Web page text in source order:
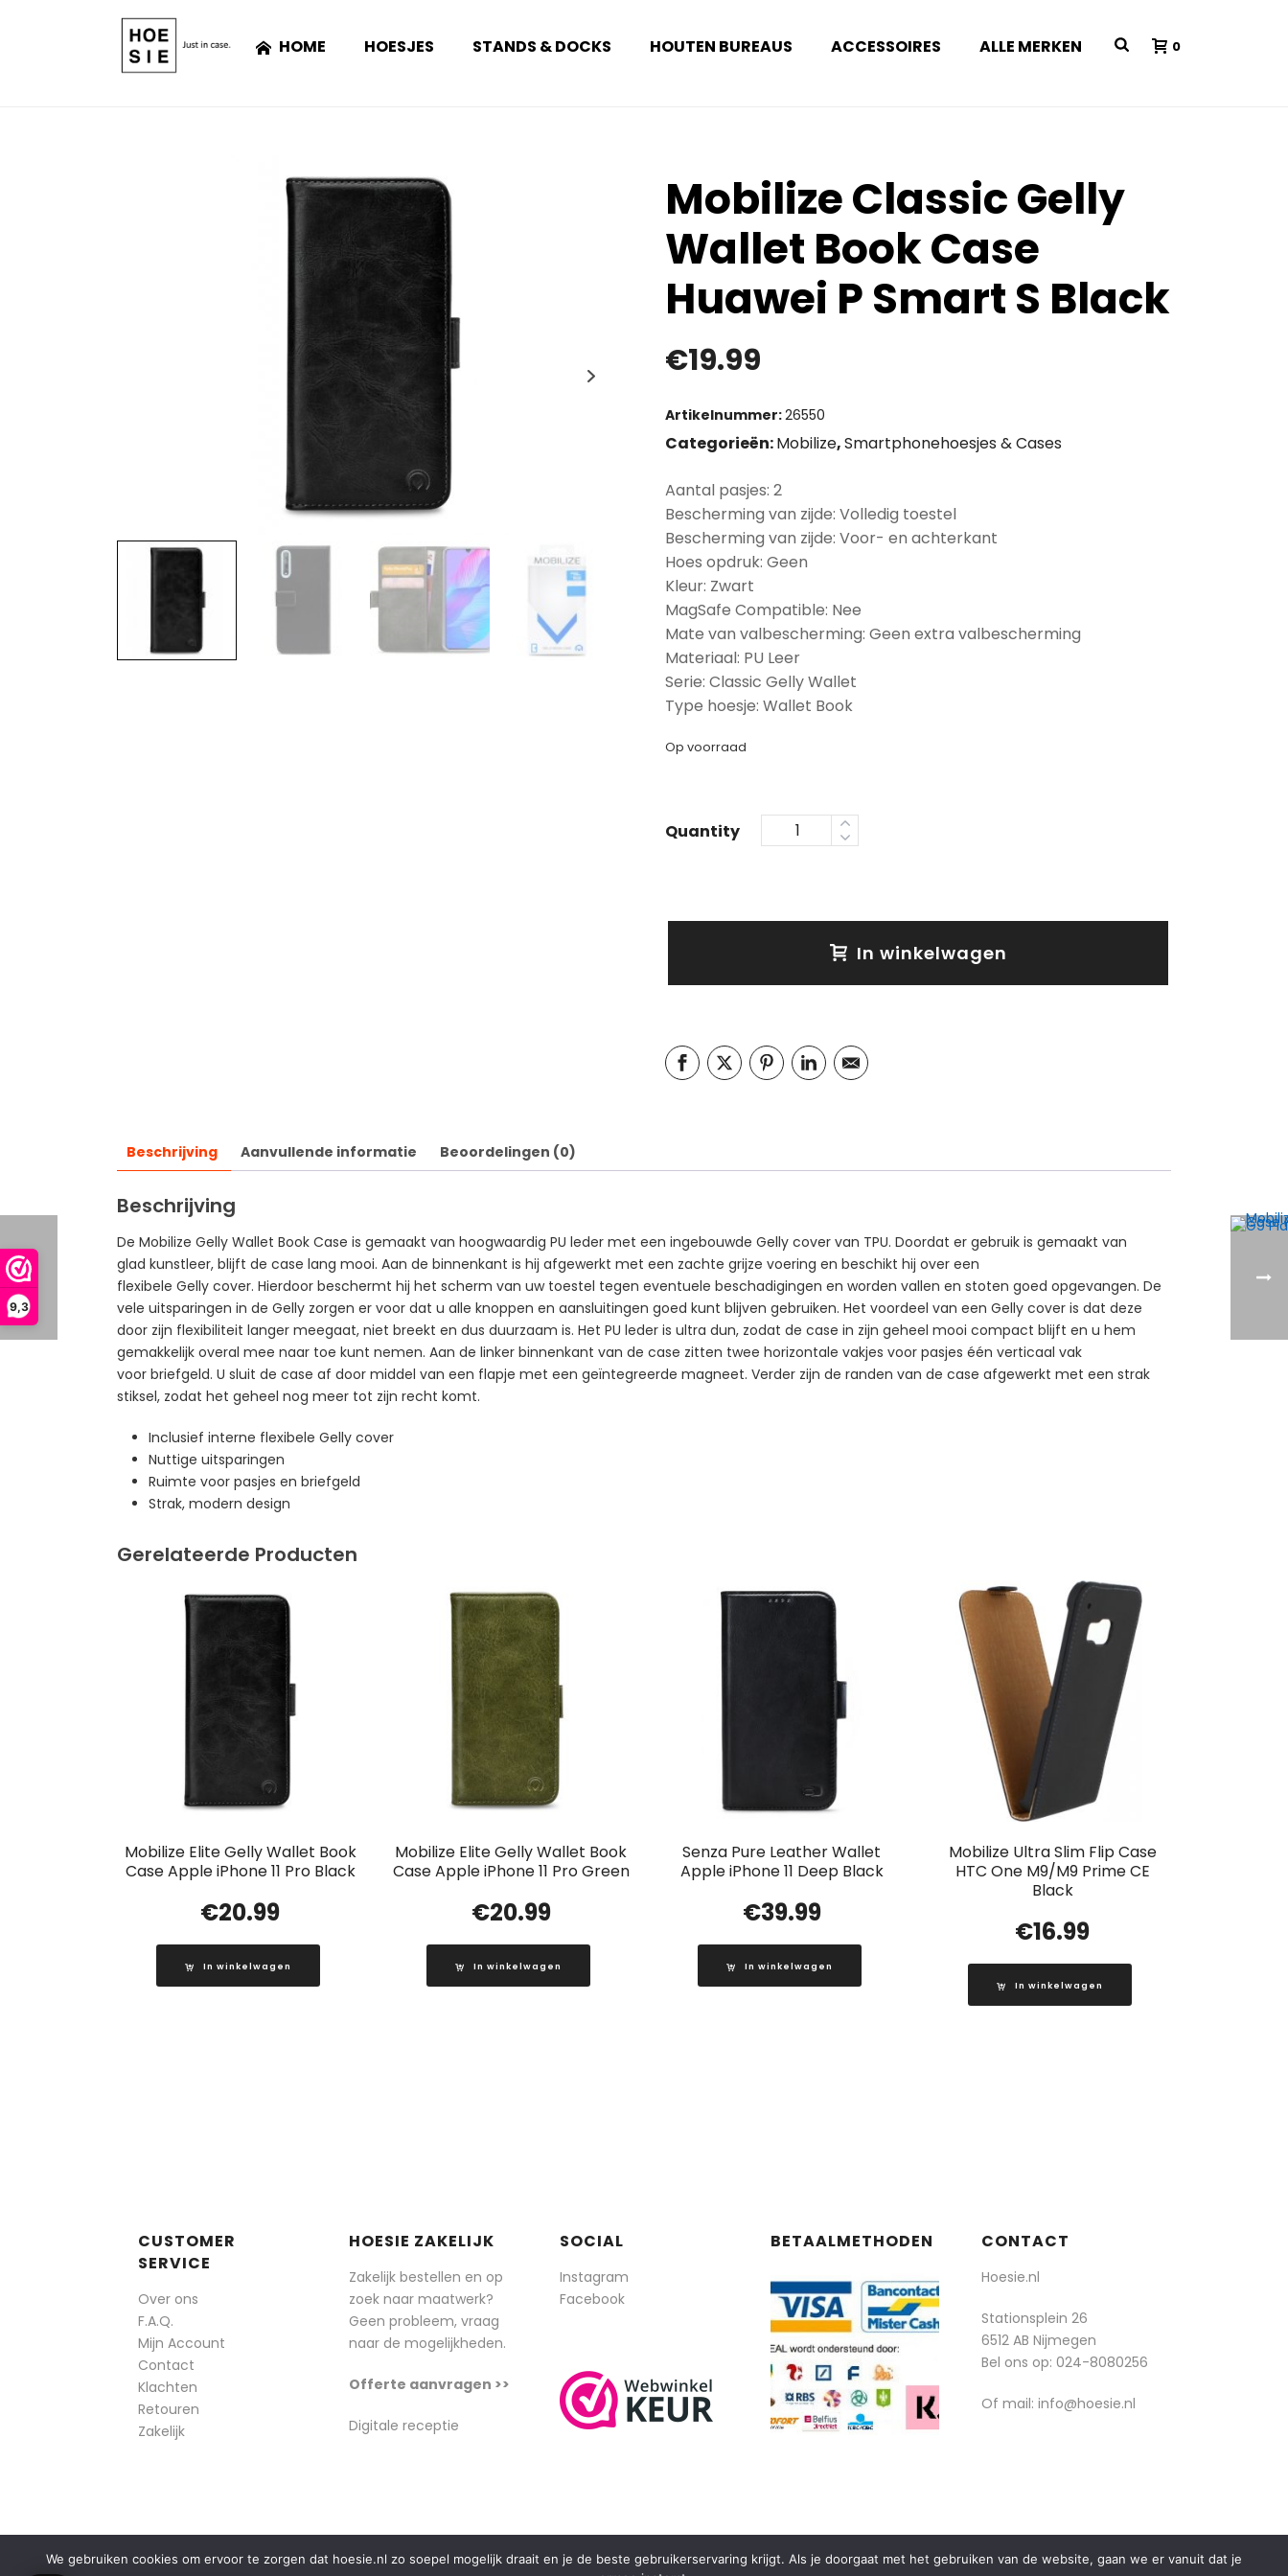
9,3
HOME HOESJES STANDS & DOCKS HOUTEN BUREAUS ACCESSOIRES ALLE MERKEN 0
Mobilize Classic Gelly
Wallet Book Case
Huawei P Smart S Black
€19.99
Artikelnummer:26550
Categorieën:Mobilize,Smartphonehoesjes & Cases
Aantal pasjes: 2
Bescherming van zijde: Volledig toestel
Bescherming van zijde: Voor- en achterkant
Hoes opdruk: Geen
Kleur: Zwart
MagSafe Compatible: Nee
Mate van valbescherming: Geen extra valbescherming
Materiaal: PU Leer
Serie: Classic Gelly Wallet
Type hoesje: Wallet Book
Op voorraad
Quantity
In winkelwagen
Beschrijving Aanvullende informatie Beoordelingen (0)
Beschrijving
De Mobilize Gelly Wallet Book Case is gemaakt van hoogwaardig PU leder met een ingebouwde Gelly cover van TPU. Doordat er gebruik is gemaakt van
glad kunstleer, blijft de case lang mooi. Aan de binnenkant is hij afgewerkt met een zachte grijze voering en beschikt hij over een
flexibele Gelly cover. Hierdoor beschermt hij het scherm van uw toestel tegen eventuele beschadigingen en worden vallen en stoten goed opgevangen. De
vele uitsparingen in de Gelly zorgen er voor dat u alle knoppen en aansluitingen goed kunt blijven gebruiken. Het voordeel van een Gelly cover is dat deze
door zijn flexibiliteit langer meegaat, niet breekt en dus duurzaam is. Het PU leder is ultra dun, zodat de case in zijn geheel mooi compact blijft en u hem
gemakkelijk overal mee naar toe kunt nemen. Aan de linker binnenkant van de case zitten twee horizontale vakjes voor pasjes één verticaal vak
voor briefgeld. U sluit de case af door middel van een flapje met een geïntegreerde magneet. Verder zijn de randen van de case afgewerkt met een strak
stiksel, zodat het geheel nog meer tot zijn recht komt.
Inclusief interne flexibele Gelly cover
Nuttige uitsparingen
Ruimte voor pasjes en briefgeld
Strak, modern design
Gerelateerde Producten
Mobilize Elite Gelly Wallet Book
Case Apple iPhone 11 Pro Black
€20.99
In winkelwagen
Mobilize Elite Gelly Wallet Book
Case Apple iPhone 11 Pro Green
€20.99
In winkelwagen
Senza Pure Leather Wallet
Apple iPhone 11 Deep Black
€39.99
In winkelwagen
Mobilize Ultra Slim Flip Case
HTC One M9/M9 Prime CE
Black
€16.99
In winkelwagen
CUSTOMER
SERVICE
Over ons
F.A.Q.
Mijn Account
Contact
Klachten
Retouren
Zakelijk
HOESIE ZAKELIJK
Zakelijk bestellen en op
zoek naar maatwerk?
Geen probleem, vraag
naar de mogelijkheden.
Offerte aanvragen >>
Digitale receptie
SOCIAL
Instagram
Facebook
BETAALMETHODEN CONTACT
Hoesie.nl
Stationsplein 26
6512 AB Nijmegen
Bel ons op: 024-8080256
Of mail: info@hoesie.nl
We gebruiken cookies om ervoor te zorgen dat hoesie.nl zo soepel mogelijk draait en je de beste gebruikerservaring krijgt. Als je doorgaat met het gebruiken van de website, gaan we er vanuit dat je